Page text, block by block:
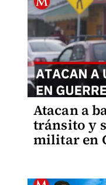
Atacan a
tránsito y
militar en